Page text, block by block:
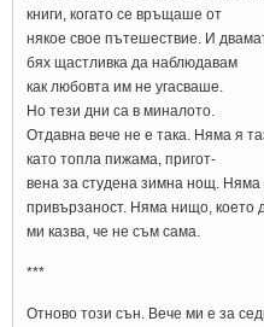
книги, когато се връщаше от
някое свое пътешествие. И
бях щастливка да наблюдавам
как любовта им не угасваше.
Но тези дни са в миналото.
Отдавна вече не е така. Няма я
като топла пижама, пригот-
вена за студена зимна нощ. Няма
привързаност. Няма нищо, което
ми казва, че не съм сама.
***
Отново този сън. Вече ми е за